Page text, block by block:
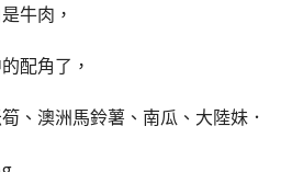
牛肉，
配角了，
、澳洲馬鈴薯、南瓜、大陸妹．